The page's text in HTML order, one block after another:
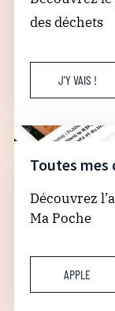
des déchets
J'Y VAIS !
Toutes mes
Découvrez
Ma Poche
APPLE